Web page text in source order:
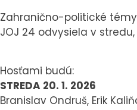
Zahranično-politické
JOJ 24 odvysiela v
Hosťami budú:
STREDA 20. 1. 2026
Branislav Ondruš, Erik